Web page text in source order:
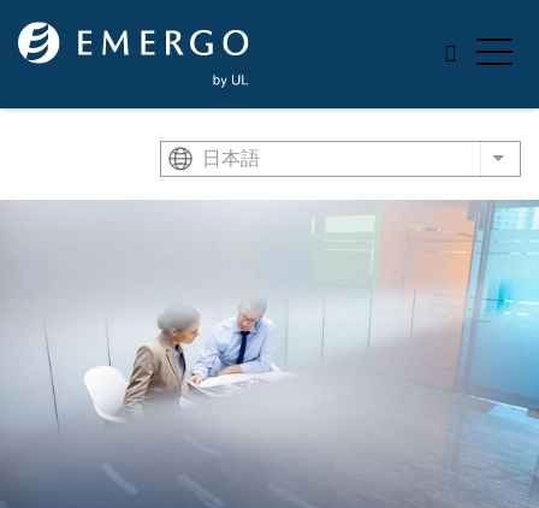
Skip to main content
日本語 List